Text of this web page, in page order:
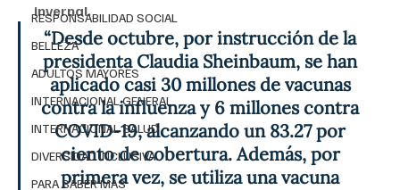
RESPONSABILIDAD SOCIAL
BELLEZA
ADULTOS MAYORES
INTERNACIONAL GENERAL
INTERNACIONAL SALUD
DIVERSIDAD INCLUSIVA
PARA SABER MAS
invernal.
“Desde octubre, por instrucción de la
presidenta Claudia Sheinbaum, se han
aplicado casi 30 millones de vacunas
contra la influenza y 6 millones contra
COVID-19, alcanzando un 83.27 por
ciento de cobertura. Además, por
primera vez, se utiliza una vacuna